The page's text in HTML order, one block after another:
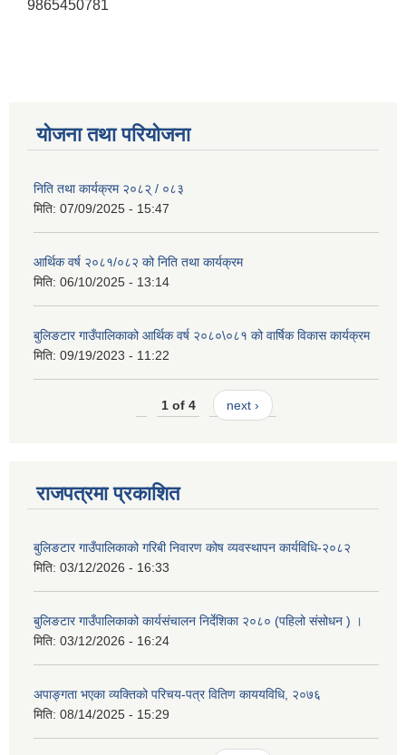
9865450781
योजना तथा परियोजना
निति तथा कार्यक्रम २०८२् / ०८३
मिति: 07/09/2025 - 15:47
आर्थिक वर्ष २०८१/०८२ को निति तथा कार्यक्रम
मिति: 06/10/2025 - 13:14
बुलिङटार गाउँपालिकाको आर्थिक वर्ष २०८०\०८१ को वार्षिक विकास कार्यक्रम
मिति: 09/19/2023 - 11:22
1 of 4 next ›
राजपत्रमा प्रकाशित
बुलिङटार गाउँपालिकाको गरिबी निवारण कोष व्यवस्थापन कार्यविधि-२०८२
मिति: 03/12/2026 - 16:33
बुलिङटार गाउँपालिकाको कार्यसंचालन निर्देशिका २०८० (पहिलो संसोधन ) ।
मिति: 03/12/2026 - 16:24
अपाङ्गता भएका व्यक्तिको परिचय-पत्र वितिण काययविधि, २०७६
मिति: 08/14/2025 - 15:29